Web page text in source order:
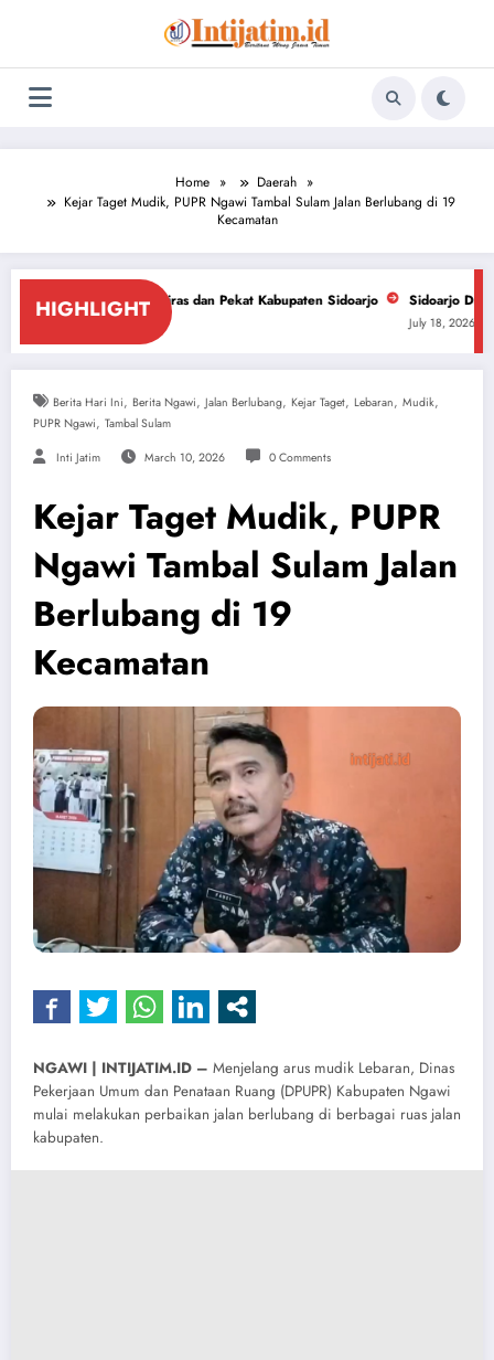
Home
Daerah
Kejar Taget Mudik, PUPR Ngawi Tambal Sulam Jalan Berlubang di 19
Kecamatan
HIGHLIGHT
Miras dan Pekat Kabupaten Sidoarjo Sidoarjo Darurat Miras dan
Berita Hari Ini, Berita Ngawi, Jalan Berlubang, Kejar Taget, Lebaran, Mudik,
PUPR Ngawi, Tambal Sulam
Inti Jatim March 10, 2026 0 Comments
Kejar Taget Mudik, PUPR
Ngawi Tambal Sulam Jalan
Berlubang di 19
Kecamatan
NGAWI | INTIJATIM.ID – Menjelang arus mudik Lebaran, Dinas
Pekerjaan Umum dan Penataan Ruang (DPUPR) Kabupaten Ngawi
mulai melakukan perbaikan jalan berlubang di berbagai ruas jalan
kabupaten.